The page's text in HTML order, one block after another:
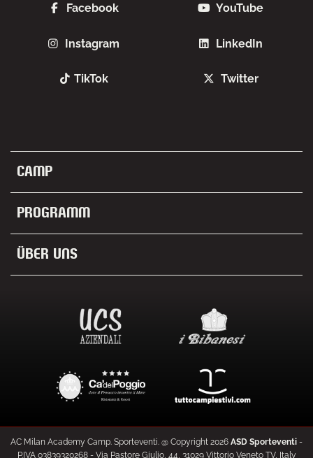
Facebook YouTube
Instagram LinkedIn
TikTok Twitter
Camp
Programm
Über uns
AC Milan Academy Camp. Sporteventi. @ Copyright 2026 ASD Sporteventi -
P.IVA 03839320268 - Via Pastore Giulio, 44, 31029 Vittorio Veneto TV, Italy